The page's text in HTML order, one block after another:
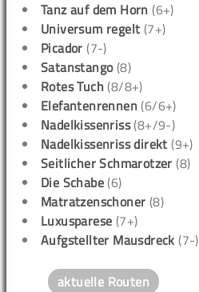
Tanz auf dem Horn (6+)
Universum regelt (7+)
Picador (7-)
Satanstango(8)
Rotes Tuch (8/8+)
Elefantenrennen (6/6+)
Nadelkissenriss(8+/9-)
Nadelkissenriss direkt (9+)
Seitlicher Schmarotzer (8)
Die Schabe (6)
Matratzenschoner (8)
Luxusparese (7+)
Aufgstellter Mausdreck (7-)
aktuelle Routen